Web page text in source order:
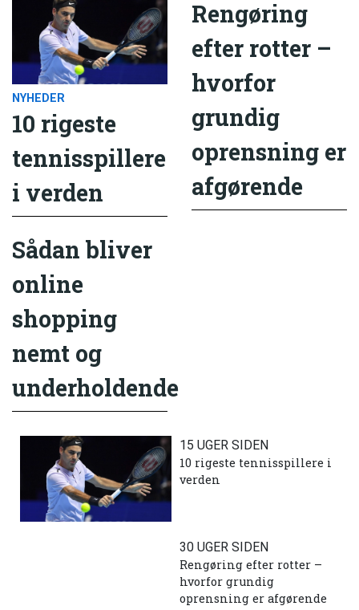
NYHEDER
10 rigeste
tennisspillere
i verden
Rengøring
efter rotter –
hvorfor
grundig
oprensning er
afgørende
Sådan bliver
online
shopping
nemt og
underholdende
15 UGER SIDEN
10 rigeste tennisspillere i
verden
30 UGER SIDEN
Rengøring efter rotter –
hvorfor grundig
oprensning er afgørende